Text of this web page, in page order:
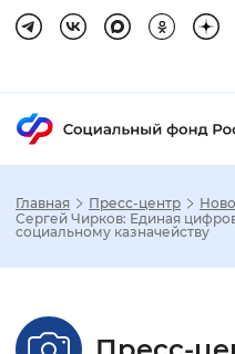
Настройка
Главная Пресс-центр
Сергей Чирков: Единая
социальному казначейству